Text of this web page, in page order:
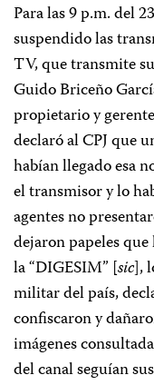
Para las 9 p.m. del
suspendido las
TV, que transmite
Guido Briceño
propietario y
declaró al CPJ que
habían llegado esa
el transmisor y lo
agentes no
dejaron papeles
la “DIGESIM” [sic],
militar del país,
confiscaron y
imágenes
del canal seguían